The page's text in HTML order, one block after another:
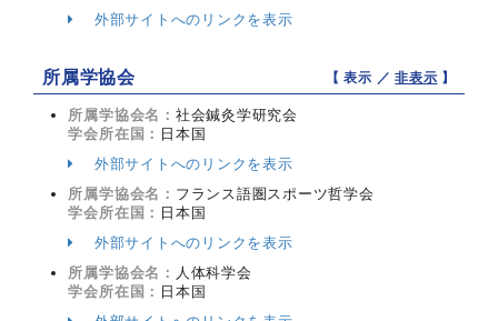
外部サイトへのリンクを表示
所属学協会 【 表示 ／非表示 】
所属学協会名： 社会鍼灸学研究会
学会所在国： 日本国
外部サイトへのリンクを表示
所属学協会名： フランス語圏スポーツ哲学会
学会所在国： 日本国
外部サイトへのリンクを表示
所属学協会名： 人体科学会
学会所在国： 日本国